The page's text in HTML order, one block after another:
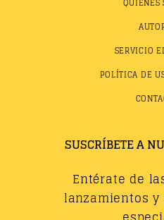
QUIÉNES
SERVICIO
POLÍTICA DE
SUSCRÍBETE A
Entérate de
lanzamientos